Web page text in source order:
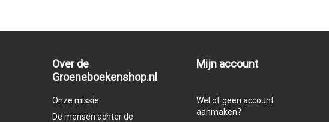
Over de
Groeneboekenshop.nl
Onze missie
De mensen achter de
Mijn account
Wel of geen account
aanmaken?